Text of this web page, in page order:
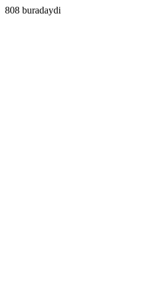
808 buradaydi